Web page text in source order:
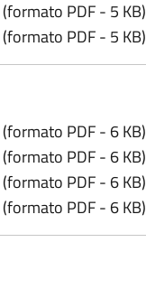
(formato PDF - 5 KB)
(formato PDF - 5 KB)
(formato PDF - 6 KB)
(formato PDF - 6 KB)
(formato PDF - 6 KB)
(formato PDF - 6 KB)